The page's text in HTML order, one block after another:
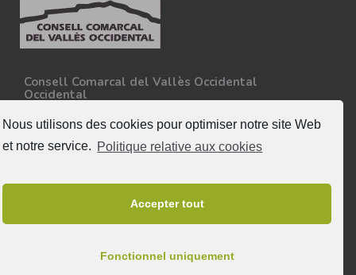
Nous utilisons des cookies pour optimiser notre site Web
et notre service. Politique relative aux cookies
Accepter tout
Fonctionnel uniquement
Consell Comarcal del Vallès Occidental
Occidental
08227 - Terrassa
Tel. 93 727 35 34